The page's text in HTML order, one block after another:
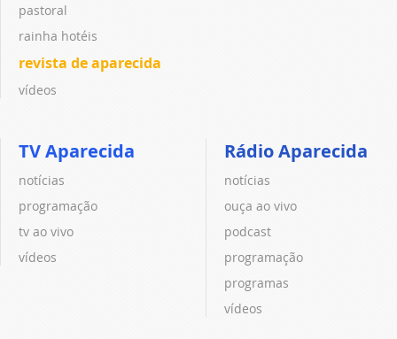
pastoral
rainha hotéis
revista de aparecida
vídeos
TV Aparecida
notícias
programação
tv ao vivo
vídeos
Rádio Aparecida
notícias
ouça ao vivo
podcast
programação
programas
vídeos